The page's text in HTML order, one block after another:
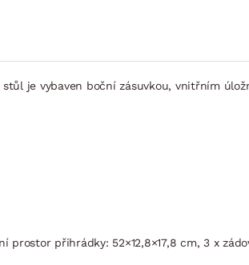
je vybaven boční zásuvkou, vnitřním
přihrádky: 52×12,8×17,8 cm, 3 x